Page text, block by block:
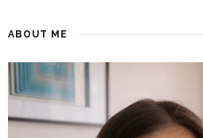
ABOUT ME